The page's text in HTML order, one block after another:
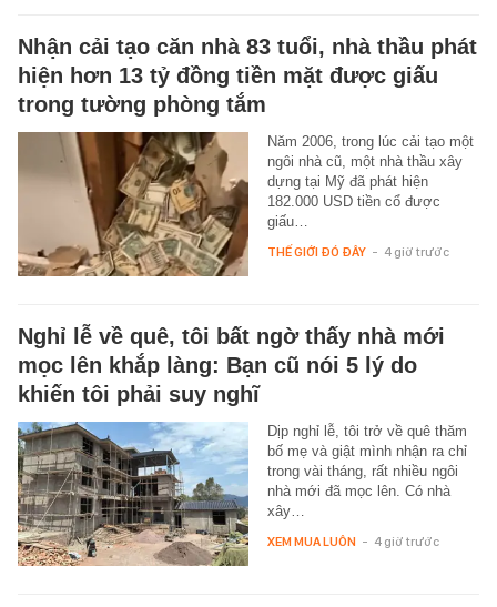
Nhận cải tạo căn nhà 83 tuổi, nhà thầu phát
hiện hơn 13 tỷ đồng tiền mặt được giấu
trong tường phòng tắm
Năm 2006, trong lúc cải tạo một
ngôi nhà cũ, một nhà thầu xây
dựng tại Mỹ đã phát hiện
182.000 USD tiền cổ được
giấu…
THẾ GIỚI ĐÓ ĐÂY - 4 giờ trước
Nghỉ lễ về quê, tôi bất ngờ thấy nhà mới
mọc lên khắp làng: Bạn cũ nói 5 lý do
khiến tôi phải suy nghĩ
Dịp nghỉ lễ, tôi trở về quê thăm
bố mẹ và giật mình nhận ra chỉ
trong vài tháng, rất nhiều ngôi
nhà mới đã mọc lên. Có nhà
xây…
XEM MUA LUÔN - 4 giờ trước